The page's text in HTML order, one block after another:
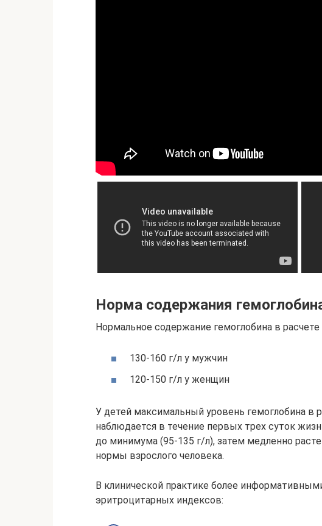
Норма содержания
Нормальное содержание гемоглобина в расчете
130-160 г/л у мужчин
120-150 г/л у женщин
У детей максимальный уровень гемоглобина в
наблюдается в течение первых трех суток
до минимума (95-135 г/л), затем медленно
нормы взрослого человека.
В клинической практике более
эритроцитарных индексов: